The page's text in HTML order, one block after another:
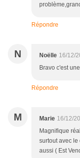
Répondre
N Noëlle 16/12/
Bravo c'est
Répondre
M Marie 16/12/
Magnifique
surtout avec le
aussi ( Est